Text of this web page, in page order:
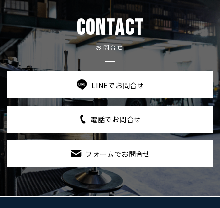
CONTACT
お問合せ
LINEでお問合せ
電話でお問合せ
フォームでお問合せ